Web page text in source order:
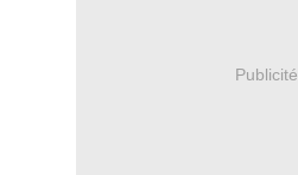
Publicité